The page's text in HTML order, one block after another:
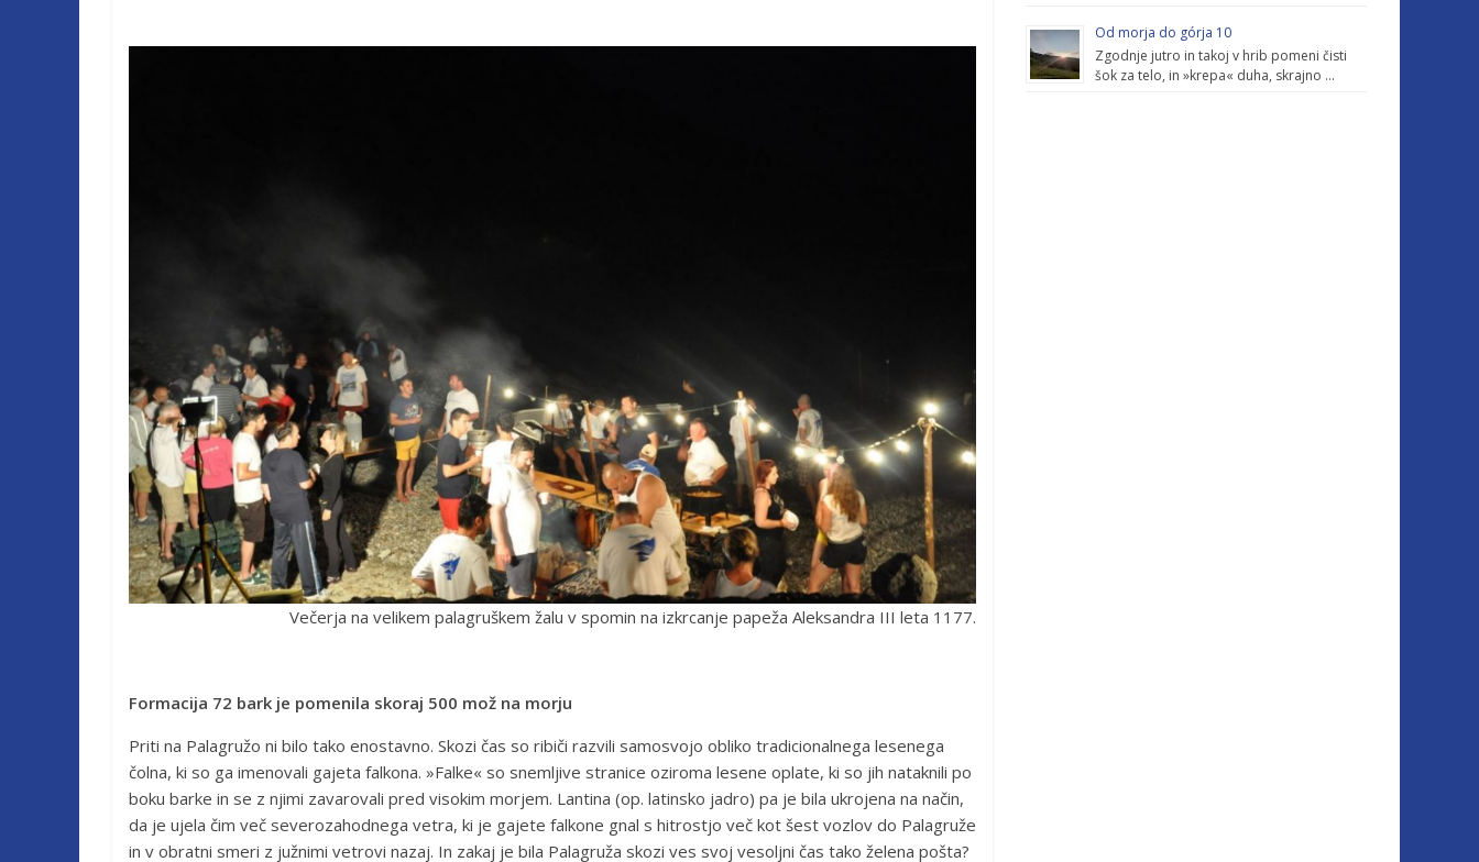
Večerja na velikem palagruškem žalu v spomin na izkrcanje papeža Aleksandra III leta 1177.
Formacija 72 bark je pomenila skoraj 500 mož na morju
Priti na Palagružo ni bilo tako enostavno. Skozi čas so ribiči razvili samosvojo obliko tradicionalnega lesenega
čolna, ki so ga imenovali gajeta falkona. »Falke« so snemljive stranice oziroma lesene oplate, ki so jih nataknili po
boku barke in se z njimi zavarovali pred visokim morjem. Lantina (op. latinsko jadro) pa je bila ukrojena na način,
da je ujela čim več severozahodnega vetra, ki je gajete falkone gnal s hitrostjo več kot šest vozlov do Palagruže
in v obratni smeri z južnimi vetrovi nazaj. In zakaj je bila Palagruža skozi ves svoj vesoljni čas tako želena pošta?
Od morja do górja 10
Zgodnje jutro in takoj v hrib pomeni čisti
šok za telo, in »krepa« duha, skrajno …